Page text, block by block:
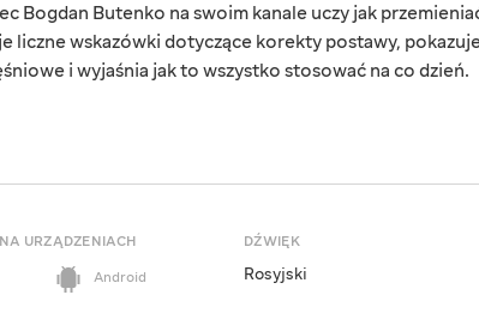
Bogdan Butenko na swoim kanale uczy jak
liczne wskazówki dotyczące korekty postawy,
i wyjaśnia jak to wszystko stosować na co dzień.
URZĄDZENIACH
Android
DŹWIĘK
Rosyjski